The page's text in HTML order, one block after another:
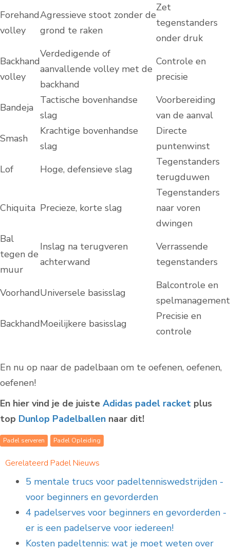
Forehand
volley
Agressieve stoot zonder de
grond te raken
Zet
tegenstanders
onder druk
Backhand
volley
Verdedigende of
aanvallende volley met de
backhand
Controle en
precisie
Bandeja
Tactische bovenhandse
slag
Voorbereiding
van de aanval
Smash
Krachtige bovenhandse
slag
Directe
puntenwinst
Lof
Hoge, defensieve slag
Tegenstanders
terugduwen
Chiquita Precieze, korte slag
Tegenstanders
naar voren
dwingen
Bal
tegen de
muur
Inslag na terugveren
achterwand
Verrassende
tegenstanders
VoorhandUniversele basisslag
Balcontrole en
spelmanagement
BackhandMoeilijkere basisslag
Precisie en
controle
En nu op naar de padelbaan om te oefenen, oefenen,
oefenen!
En hier vind je de juiste Adidas padel racket plus
top Dunlop Padelballen naar dit!
Padel serveren Padel Opleiding
Gerelateerd Padel Nieuws
5 mentale trucs voor padeltenniswedstrijden -
voor beginners en gevorderden
4 padelserves voor beginners en gevorderden -
er is een padelserve voor iedereen!
Kosten padeltennis: wat je moet weten over